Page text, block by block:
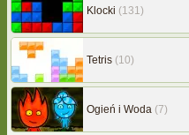
Klocki (131)
Tetris (10)
Ogień i Woda (7)